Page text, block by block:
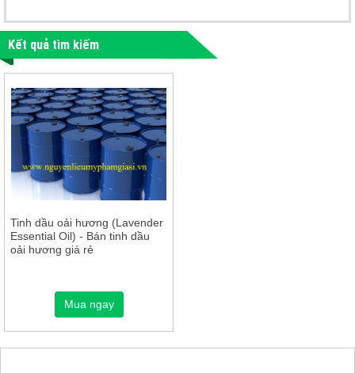
Kết quả tìm kiếm
Tinh dầu oải hương (Lavender
Essential Oil) - Bán tinh dầu
oải hương giá rẻ
Mua ngay